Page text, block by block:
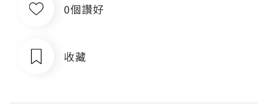
0個讚好
收藏